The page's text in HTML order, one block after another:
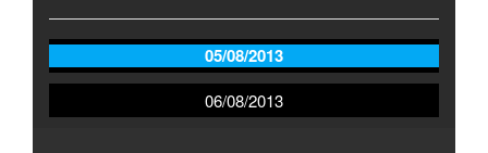
05/08/2013
06/08/2013